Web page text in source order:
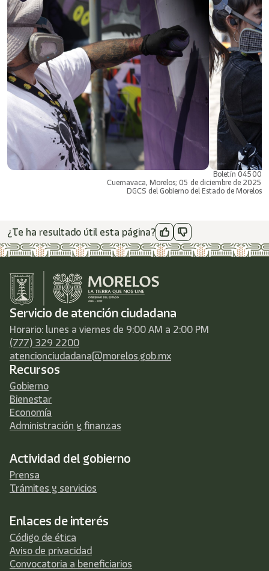
Boletín 04500
Cuernavaca, Morelos; 05 de diciembre de 2025
DGCS del Gobierno del Estado de Morelos
¿Te ha resultado útil esta página?
Servicio de atención ciudadana
Horario: lunes a viernes de 9:00 AM a 2:00 PM
(777) 329 2200
atencionciudadana@morelos.gob.mx
Recursos
Gobierno
Bienestar
Economía
Administración y finanzas
Actividad del gobierno
Prensa
Trámites y servicios
Enlaces de interés
Código de ética
Aviso de privacidad
Convocatoria a beneficiarios